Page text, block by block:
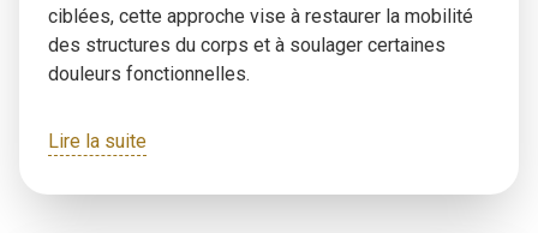
ciblées, cette approche vise à restaurer la mobilité
des structures du corps et à soulager certaines
douleurs fonctionnelles.
Lire la suite